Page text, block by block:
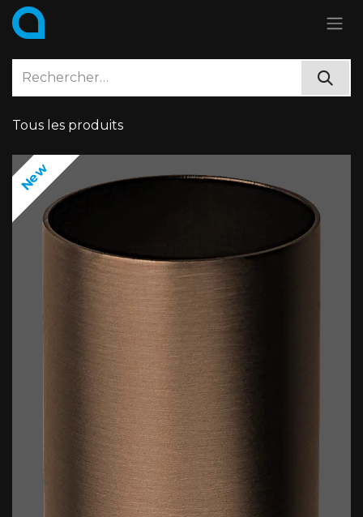
Se rendre au contenu
Tous les produits
New